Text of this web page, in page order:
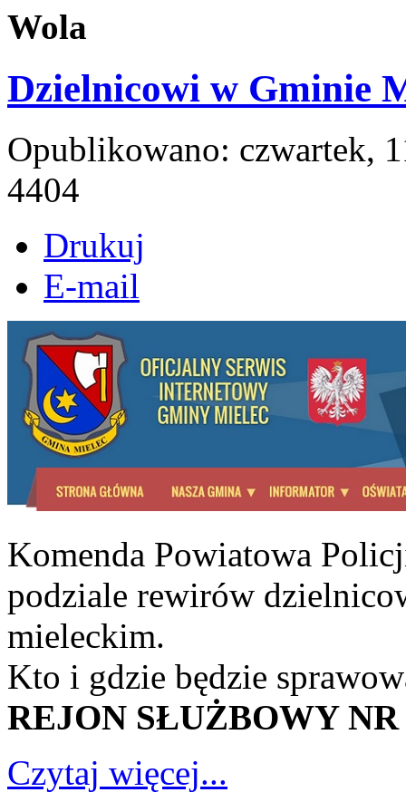
Wola
Dzielnicowi w Gminie
Opublikowano: czwartek,
4404
Drukuj
E-mail
Komenda Powiatowa
podziale rewirów
mieleckim.
Kto i gdzie będzie
REJON SŁUŻBOWY NR
Czytaj więcej...